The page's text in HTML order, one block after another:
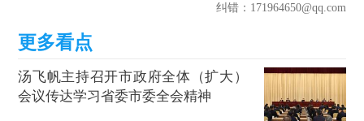
纠错：171964650@qq.com
汤飞帆主持召开市政府全体（扩大）
会议传达学习省委市委全会精神